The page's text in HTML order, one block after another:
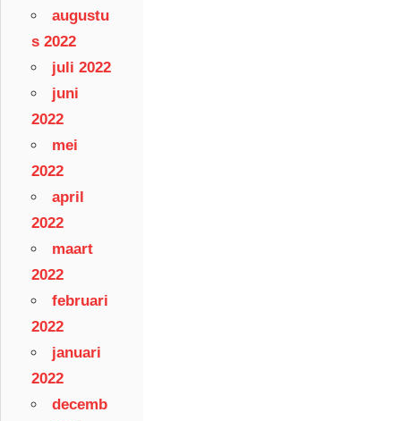
augustu
s 2022
juli 2022
juni
2022
mei
2022
april
2022
maart
2022
februari
2022
januari
2022
decemb